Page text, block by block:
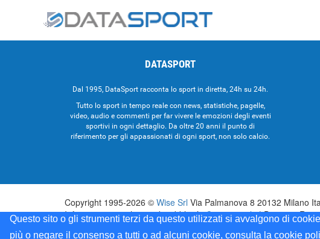
Questo sito o gli strumenti terzi da questo utilizzati si avvalgono di
più o negare il consenso a tutti o ad alcuni cookie, consulta la cookie
DATASPORT
Dal 1995, DataSport racconta lo sport in diretta, 24h su 24h.
Tutto lo sport in tempo reale con news, statistiche, pagelle,
video, audio e commenti per far vivere le emozioni degli eventi
sportivi in ogni dettaglio. Da oltre 20 anni il punto di
riferimento per gli appassionati di ogni sport, non solo calcio.
Copyright 1995-2026 © Wise Srl Via Palmanova 8 20132 Milano
Informazioni e richieste di pubblicità:Commerciale| Direttore
Testata registrata presso il Tribunale di Milano: DataSport